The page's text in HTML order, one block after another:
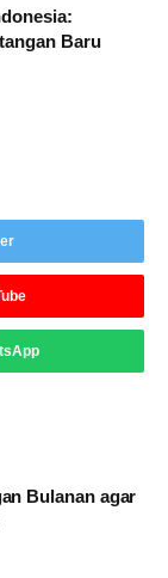
Baru
Bulanan agar